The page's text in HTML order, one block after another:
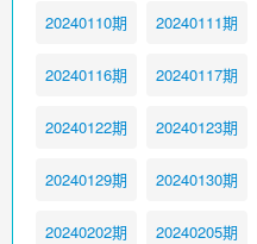
20240110期 20240111期
20240116期 20240117期
20240122期 20240123期
20240129期 20240130期
20240202期 20240205期